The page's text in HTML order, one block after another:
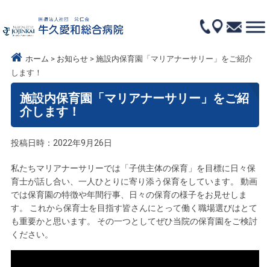
ホーム お知らせ
施設内保育園「マリアナーサリー」をご紹介
します！
施設内保育園「マリアナーサリー」をご紹
介します！
投稿日時：2022年9月26日
私たちマリアナーサリーでは「子供主体の保育」を目標に日々保
育士が話し合い、一人ひとりに寄り添う保育をしています。 動画
では保育園の特徴や年間行事、日々の保育の様子をお見せしま
す。 これから保育士を目指す皆さんにとって働く職場選びはとて
も重要かと思います。 その一つとしてぜひ当院の保育園をご検討
ください。